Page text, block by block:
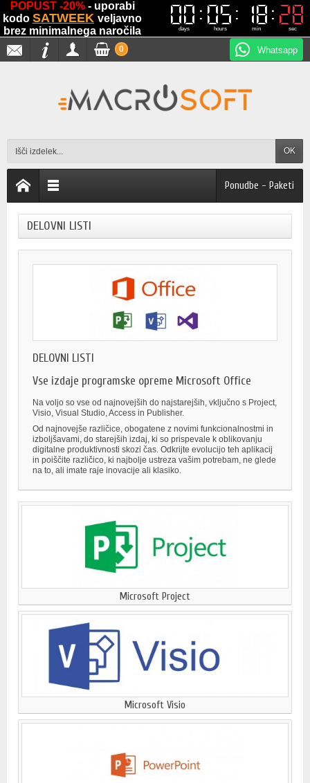
POPUST -20% - uporabi
kodo SATWEEK veljavno
brez minimalnega naročila
00
00
days
05
05
hours
18
18
min
27
27
sec
Whatsapp
OK
0
Ponudbe - Paketi
DELOVNI LISTI
DELOVNI LISTI
Vse izdaje programske opreme Microsoft Office
Na voljo so vse od najnovejših do najstarejših, vključno s Project,
Visio, Visual Studio, Access in Publisher.
Od najnovejše različice, obogatene z novimi funkcionalnostmi in
izboljšavami, do starejših izdaj, ki so prispevale k oblikovanju
digitalne produktivnosti skozi čas. Odkrijte evolucijo teh aplikacij
in poiščite različico, ki najbolje ustreza vašim potrebam, ne glede
na to, ali imate raje inovacije ali klasiko.
Microsoft Project
Microsoft Visio